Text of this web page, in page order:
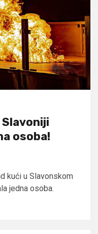
Slavoniji
osoba!
kući u Slavonskom
jedna osoba.